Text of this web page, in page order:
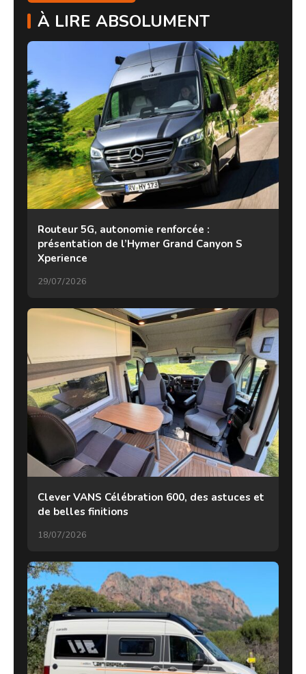
À LIRE ABSOLUMENT
Routeur 5G, autonomie renforcée :
présentation de l’Hymer Grand Canyon S
Xperience
29/07/2026
Clever VANS Célébration 600, des astuces et
de belles finitions
18/07/2026